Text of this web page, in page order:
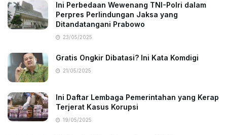
Ini Perbedaan Wewenang TNI-Polri dalam
Perpres Perlindungan Jaksa yang
Ditandatangani Prabowo
23/05/2025
Gratis Ongkir Dibatasi? Ini Kata Komdigi
21/05/2025
Ini Daftar Lembaga Pemerintahan yang Kerap
Terjerat Kasus Korupsi
19/05/2025